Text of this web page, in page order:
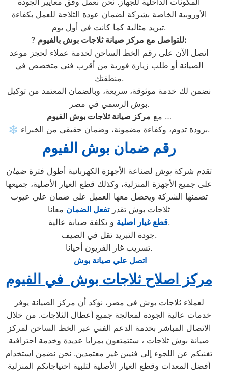
الأوروبية الخاصة بشركة لضمان عودة الثلاجة للعمل بكفاءة
تبريد مثالية كما كانت في أول يوم.
?
للتواصل مع مركز صيانة ثلاجات بوش بالفيوم:
اتصل الآن على رقم الخط الساخن لخدمة عملاء لحجز موعد
الصيانة أو طلب زيارة فورية من أقرب فني متخصص في
منطقتك.
نضمن لك خدمة موثوقة، سريعة، وبالضمان المعتمد من توكيل
بوش الرسمي في مصر.
مع مركز صيانة ثلاجات بوش الفيوم
…
❄️ برودة تدوم، وكفاءة مضمونة، وضمان حقيقي من الخبراء.
رقم ضمان بوش الفيوم
تقدم شركة بوش لصناعة الأجهزة الكهربائية أطول فترة ضمان
على جميع الأجهزة المنزلية، وكذلك قطع الغيار الأصلية، جميعها
تضمنها الشركة ويحصل معها العميل على ضمان علي عيوب
ثلاجات بوش تقدرتفعل الضمان معانا
قطع غيار اصليةو تكلفة صيانة عالية.
جودة التبريد تقل في الصيف.
تسريب غاز الفريون أحيانا.
اتصل علي صيانة بوش
مركز اصلاح ثلاجات بوش في الفيوم
لعملاء ثلاجات بوش في مصر، نؤكد أن مركز الصيانة يوفر
خدمات عالية الجودة لمعالجة جميع أعطال الثلاجات. من خلال
الاتصال المباشر بخدمة الدعم الفني عبر الخط الساخن لمركز
صيانة بوش ثلاجات ، ستتمتعون بمزايا عديدة وخدمة احترافية
تغنيكم عن اللجوء إلى فنيين غير معتمدين. نحن نضمن استخدام
أفضل المعدات وقطع الغيار الأصلية لتلبية احتياجاتكم المنزلية